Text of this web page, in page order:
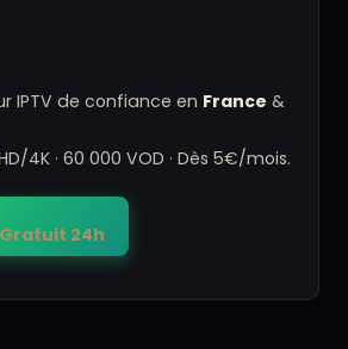
IPTV de confiance en France &
4K · 60 000 VOD · Dès 5€/mois.
24h